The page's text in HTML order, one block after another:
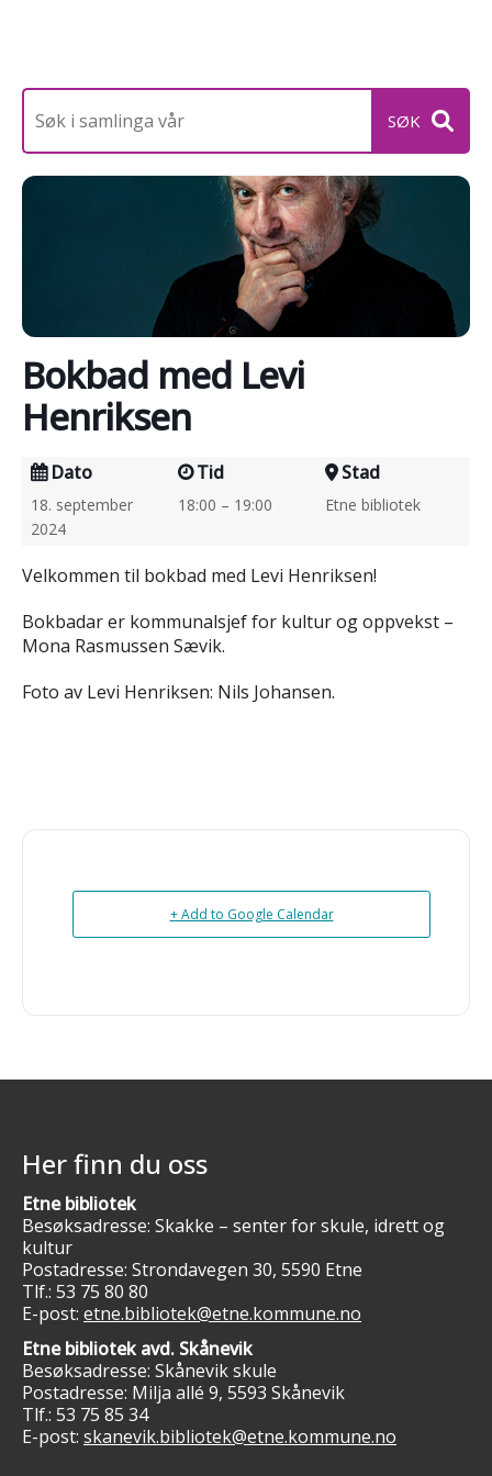
Bokbad med Levi
Henriksen
Dato
18. september
2024
Tid
18:00 – 19:00
Stad
Etne bibliotek
Velkommen til bokbad med Levi Henriksen!
Bokbadar er kommunalsjef for kultur og oppvekst –
Mona Rasmussen Sævik.
Foto av Levi Henriksen: Nils Johansen.
+ Add to Google Calendar
Her finn du oss
Etne bibliotek
Besøksadresse: Skakke – senter for skule, idrett og
kultur
Postadresse: Strondavegen 30, 5590 Etne
Tlf.: 53 75 80 80
E-post: etne.bibliotek@etne.kommune.no
Etne bibliotek avd. Skånevik
Besøksadresse: Skånevik skule
Postadresse: Milja allé 9, 5593 Skånevik
Tlf.: 53 75 85 34
E-post: skanevik.bibliotek@etne.kommune.no